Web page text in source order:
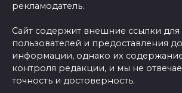
рекламодатель.
Сайт содержит внешние ссылки для
пользователей и предоставления
информации, однако их
контроля редакции, и мы не
точность и достоверность.